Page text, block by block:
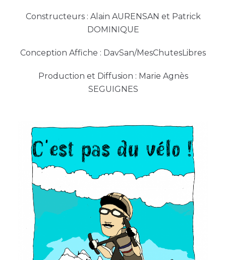
Constructeurs : Alain AURENSAN et Patrick
DOMINIQUE
Conception Affiche : DavSan/MesChutesLibres
Production et Diffusion : Marie Agnès
SEGUIGNES